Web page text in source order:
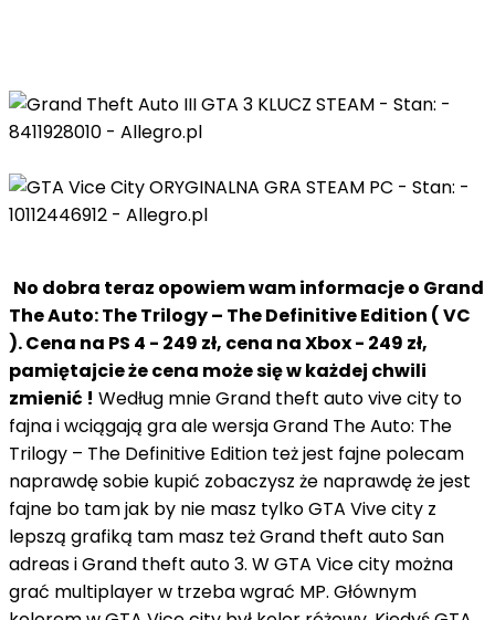
No dobra teraz opowiem wam informacje o Grand
The Auto: The Trilogy – The Definitive Edition ( VC
). Cena na PS 4 - 249 zł, cena na Xbox - 249 zł,
pamiętajcie że cena może się w każdej chwili
zmienić ! Według mnie Grand theft auto vive city to
fajna i wciągają gra ale wersja Grand The Auto: The
Trilogy – The Definitive Edition też jest fajne polecam
naprawdę sobie kupić zobaczysz że naprawdę że jest
fajne bo tam jak by nie masz tylko GTA Vive city z
lepszą grafiką tam masz też Grand theft auto San
adreas i Grand theft auto 3. W GTA Vice city można
grać multiplayer w trzeba wgrać MP. Głównym